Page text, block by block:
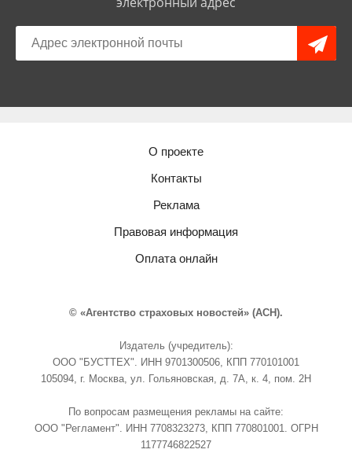
О проекте
Контакты
Реклама
Правовая информация
Оплата онлайн
© «Агентство страховых новостей» (АСН).
Издатель (учредитель):
ООО "БУСТТЕХ". ИНН 9701300506, КПП 770101001
105094, г. Москва, ул. Гольяновская, д. 7А, к. 4, пом. 2Н
По вопросам размещения рекламы на сайте:
ООО "Регламент". ИНН 7708323273, КПП 770801001. ОГРН
1177746822527